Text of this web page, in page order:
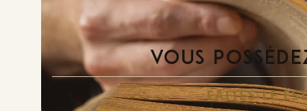
VOUS
FAITES-LE